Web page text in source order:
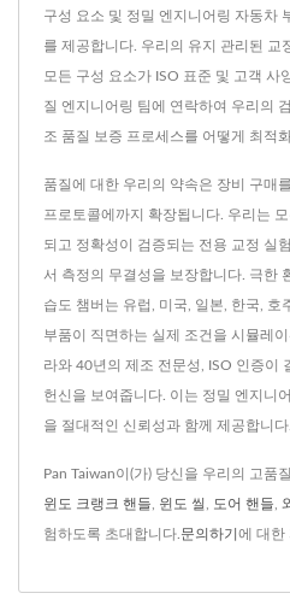
구성 요소 및 정밀 엔지니어링 자동차
를 제공합니다. 우리의 유지 관리된 교
모든 구성 요소가 ISO 표준 및 고객 사
질 엔지니어링 팀에 연락하여 우리의
조 품질 보증 프로세스를 어떻게 최적
품질에 대한 우리의 약속은 장비 구매
프로토콜에까지 확장됩니다. 우리는
되고 정확성이 검증되는 전용 교정 실
서 측정의 무결성을 보장합니다. 극한
습도 챔버는 유럽, 미국, 일본, 한국, 호
부품이 직면하는 실제 조건을 시뮬레
라와 40년의 제조 전문성, ISO 인증이
헌신을 보여줍니다. 이는 정밀 엔지니
을 절대적인 신뢰성과 함께 제공합니다.
Pan Taiwan이(가) 당신을 우리의 고품질
윈도 크랭크 핸들 윈도 씰 도어 핸들
험하도록 초대합니다. 문의하기 에 대한